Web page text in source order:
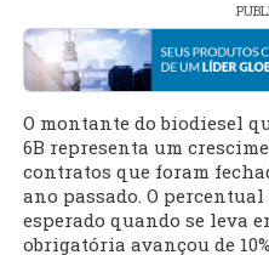
O montante do biodiesel
6B representa um
contratos que foram
ano passado. O
esperado quando se leva
obrigatória avançou de